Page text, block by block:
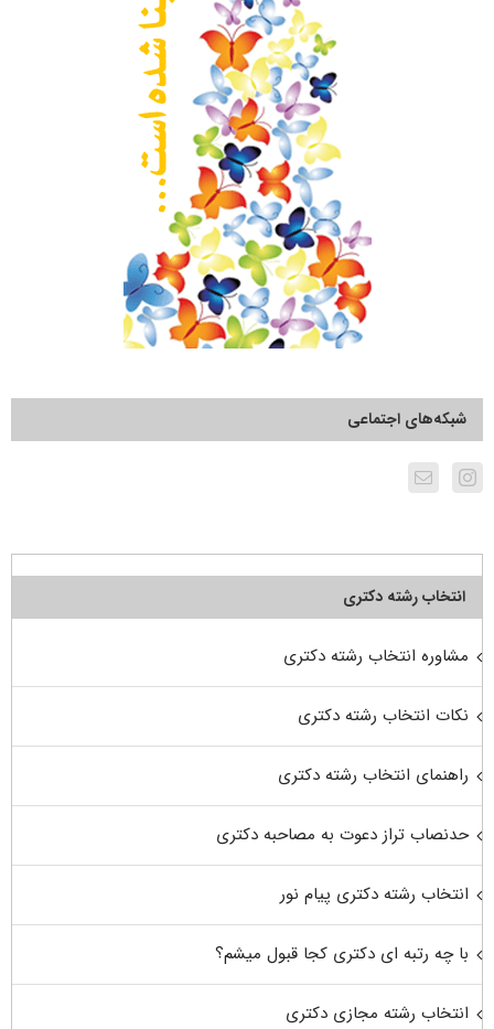
شبکه‌های اجتماعی
انتخاب رشته دکتری
مشاوره انتخاب رشته دکتری
نکات انتخاب رشته دکتری
راهنمای انتخاب رشته دکتری
حدنصاب تراز دعوت به مصاحبه دکتری
انتخاب رشته دکتری پیام نور
با چه رتبه ای دکتری کجا قبول میشم؟
انتخاب رشته مجازی دکتری